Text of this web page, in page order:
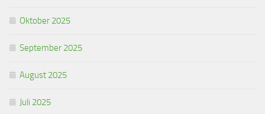
Oktober 2025
September 2025
August 2025
Juli 2025